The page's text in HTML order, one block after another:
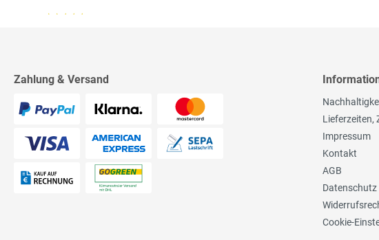
Zahlung & Versand
Lieferzeiten,
Impressum
Kontakt
AGB
Datenschutz
Cookie-